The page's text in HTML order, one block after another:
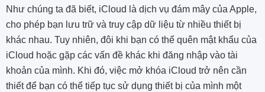
Như chúng ta đã biết, iCloud là dịch vụ đám mây của Apple,
cho phép bạn lưu trữ và truy cập dữ liệu từ nhiều thiết bị
khác nhau. Tuy nhiên, đôi khi bạn có thể quên mật khẩu của
iCloud hoặc gặp các vấn đề khác khi đăng nhập vào tài
khoản của mình. Khi đó, việc mở khóa iCloud trở nên cần
thiết để bạn có thể tiếp tục sử dụng thiết bị của mình một